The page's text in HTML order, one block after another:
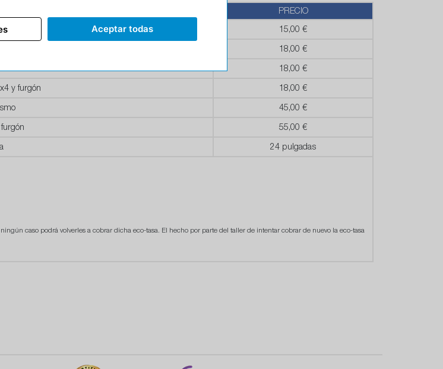
PRECIO
15,00 €
18,00 €
run-flat 18,00 €
y furgón 18,00 €
45,00 €
55,00 €
24 pulgadas
caso podrá volverles a cobrar dicha eco-tasa. El hecho por parte del taller de intentar cobrar de nuevo la eco-tasa
Aceptar todas